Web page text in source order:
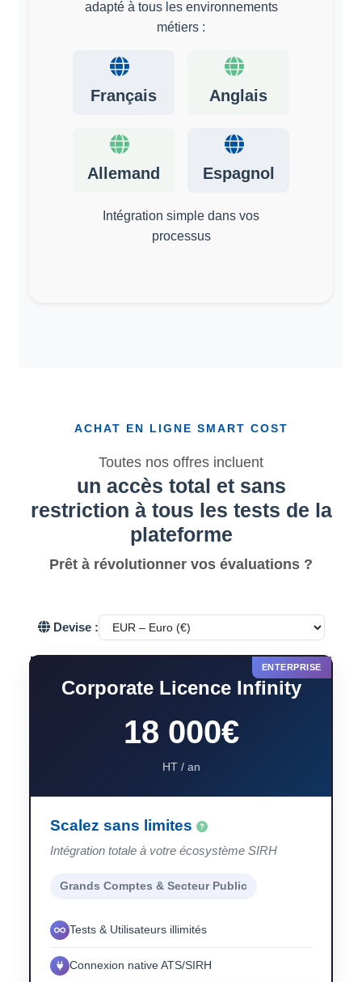
adapté à tous les environnements
métiers :
Français Anglais
Allemand Espagnol
Intégration simple dans vos
processus
ACHAT EN LIGNE SMART COST
Toutes nos offres incluent
un accès total et sans
restriction à tous les tests de la
plateforme
Prêt à révolutionner vos évaluations ?
Devise :
Corporate Licence Infinity
18 000€
HT / an
Scalez sans limites
Intégration totale à votre écosystème SIRH
Grands Comptes & Secteur Public
Tests & Utilisateurs illimités
Connexion native ATS/SIRH